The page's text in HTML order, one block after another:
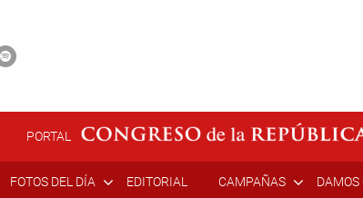
PORTAL
FOTOS DEL DÍA EDITORIAL CAMPAÑAS DAMOS